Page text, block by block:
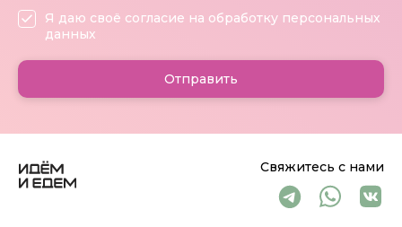
Свяжитесь с нами
Я даю своё согласие на обработку персональных
данных
Отправить